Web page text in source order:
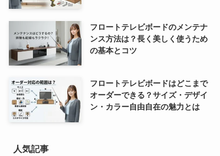
フロートテレビボードのメンテナ
ンス方法は？長く美しく使うため
の基本とコツ
フロートテレビボードはどこまで
オーダーできる？サイズ・デザイ
ン・カラー自由自在の魅力とは
人気記事